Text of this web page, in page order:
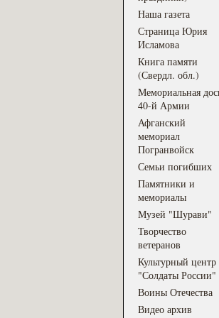
Наша газета
Страница Юрия
Исламова
Книга памяти
(Свердл. обл.)
Мемориальная
40-й Армии
Афганский
мемориал
Погранвойск
Семьи погибших
Памятники и
мемориалы
Музей "Шурави"
Творчество
ветеранов
Культурный центр
"Солдаты России"
Воины Отечества
Видео архив